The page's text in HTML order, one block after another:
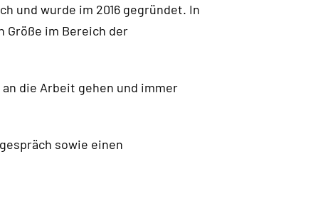
und wurde im 2016 gegründet. In
Größe im Bereich der
die Arbeit gehen und immer
sowie einen